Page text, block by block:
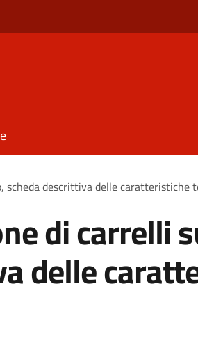
scheda descrittiva delle caratteristiche
di carrelli
delle